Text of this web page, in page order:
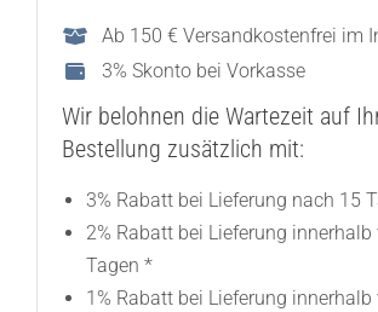
Ab 150 € Versandkostenfrei im
3% Skonto bei Vorkasse
Wir belohnen die Wartezeit auf
Bestellung zusätzlich mit:
3% Rabatt bei Lieferung nach 15
2% Rabatt bei Lieferung
Tagen *
1% Rabatt bei Lieferung innerhalb